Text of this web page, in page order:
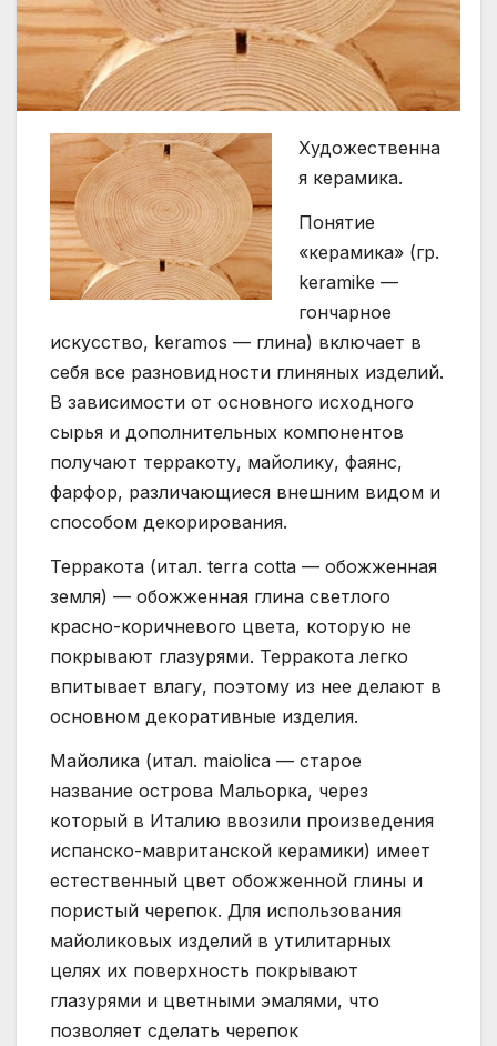
Художественна
я керамика.
Понятие
«керамика» (гр.
keramike —
гончарное
искусство, keramos — глина) включает в
себя все разновидности глиняных изделий.
В зависимости от основного исходного
сырья и дополнительных компонентов
получают терракоту, майолику, фаянс,
фарфор, различающиеся внешним видом и
способом декорирования.
Терракота (итал. terra cotta — обожженная
земля) — обожженная глина светлого
красно-коричневого цвета, которую не
покрывают глазурями. Терракота легко
впитывает влагу, поэтому из нее делают в
основном декоративные изделия.
Майолика (итал. maiolica — старое
название острова Мальорка, через
который в Италию ввозили произведения
испанско-мавританской керамики) имеет
естественный цвет обожженной глины и
пористый черепок. Для использования
майоликовых изделий в утилитарных
целях их поверхность покрывают
глазурями и цветными эмалями, что
позволяет сделать черепок